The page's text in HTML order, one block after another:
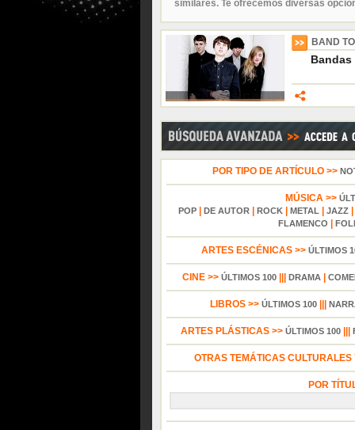
similares. Te ofrecemos diversas
BAND
POR TIPO DE ARTÍCULO >>
MÚSICA >>
POP| DE AUTOR| ROCK| METAL| JAZZ|
FLAMENCO
ARTES ESCÉNICAS >> ÚLTIMOS
CINE >> ÚLTIMOS 100 DRAMA
LIBROS >> ÚLTIMOS 100
ARTES PLÁSTICAS >> ÚLTIMOS 100
OTRAS TEMÁTICAS CULTURALES
POR